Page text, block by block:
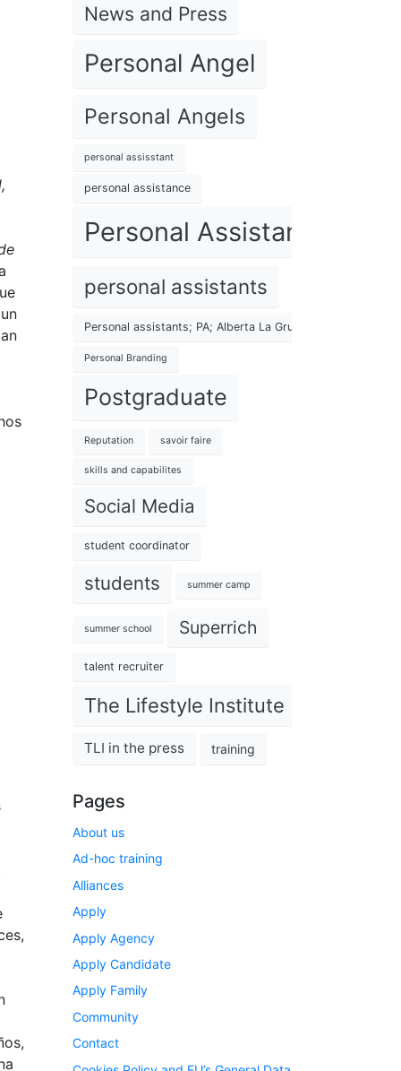
News and Press
Personal Angel
Personal Angels
personal assisstant
personal assistance
Personal Assistant
personal assistants
Personal assistants; PA; Alberta La Grup; The Lifestyle
Personal Branding
Postgraduate
Reputation savoir faire
skills and capabilites
Social Media
student coordinator
students summer camp
summer school Superrich
talent recruiter
The Lifestyle Institute
TLI in the press training
Pages
About us
Ad-hoc training
Alliances
Apply
Apply Agency
Apply Candidate
Apply Family
Community
Contact